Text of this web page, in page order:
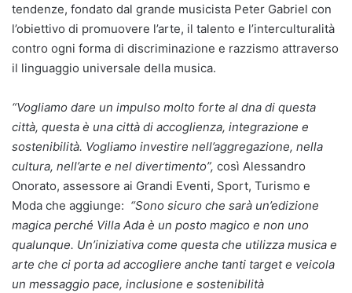
tendenze, fondato dal grande musicista Peter Gabriel con
l’obiettivo di promuovere l’arte, il talento e l’interculturalità
contro ogni forma di discriminazione e razzismo attraverso
il linguaggio universale della musica.
“Vogliamo dare un impulso molto forte al dna di questa
città, questa è una città di accoglienza, integrazione e
sostenibilità. Vogliamo investire nell’aggregazione, nella
cultura, nell’arte e nel divertimento”, così Alessandro
Onorato, assessore ai Grandi Eventi, Sport, Turismo e
Moda che aggiunge: “Sono sicuro che sarà un’edizione
magica perché Villa Ada è un posto magico e non uno
qualunque. Un’iniziativa come questa che utilizza musica e
arte che ci porta ad accogliere anche tanti target e veicola
un messaggio pace, inclusione e sostenibilità